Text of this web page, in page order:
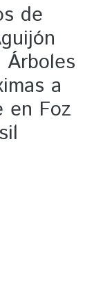
de
Árboles
a
en Foz